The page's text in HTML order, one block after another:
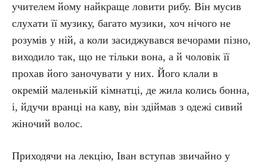
учителем йому найкраще ловити рибу. Він мусив
слухати її музику, багато музики, хоч нічого не
розумів у ній, а коли засиджувався вечорами пізно,
виходило так, що не тільки вона, а й чоловік її
прохав його заночувати у них. Його клали в
окремій маленькій кімнатці, де жила колись бонна,
і, йдучи вранці на каву, він здіймав з одежі сивий
жіночий волос.
Приходячи на лекцію, Іван вступав звичайно у